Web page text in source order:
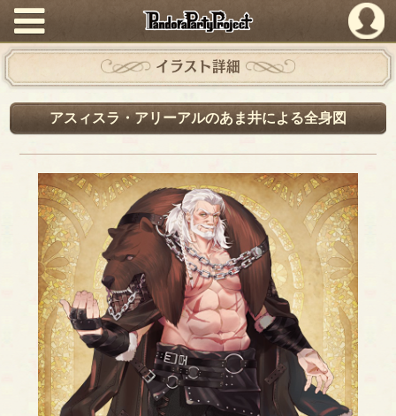
PandoraPartyProject
イラスト詳細
アスィスラ・アリーアルのあま井による全身図